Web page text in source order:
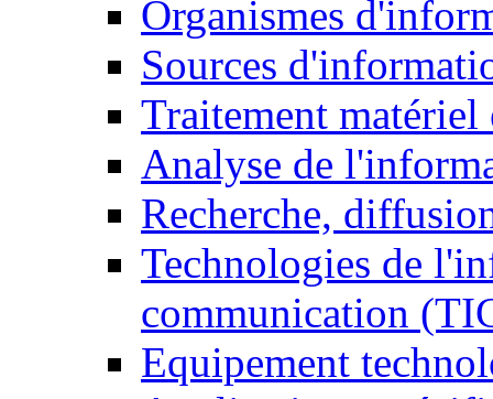
Organismes
Sources
Traitement matériel
Analyse de
Recherche,
Technologies de
communication
Equipement